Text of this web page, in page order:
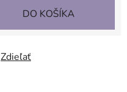
DO KOŠÍKA
Zdieľať